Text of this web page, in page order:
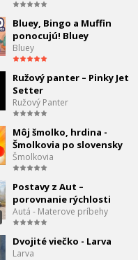
Bluey, Bingo a Muffin
ponocujú! Bluey
Bluey
Ružový panter – Pinky Jet
Setter
Ružový Panter
Môj šmolko, hrdina -
Šmolkovia po slovensky
Šmolkovia
Postavy z Aut –
porovnanie rýchlosti
Autá - Materove príbehy
Dvojité viečko - Larva
Larva